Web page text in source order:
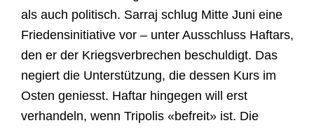
als auch politisch. Sarraj schlug Mitte Juni eine
Friedensinitiative vor – unter Ausschluss Haftars,
den er der Kriegsverbrechen beschuldigt. Das
negiert die Unterstützung, die dessen Kurs im
Osten geniesst. Haftar hingegen will erst
verhandeln, wenn Tripolis «befreit» ist. Die